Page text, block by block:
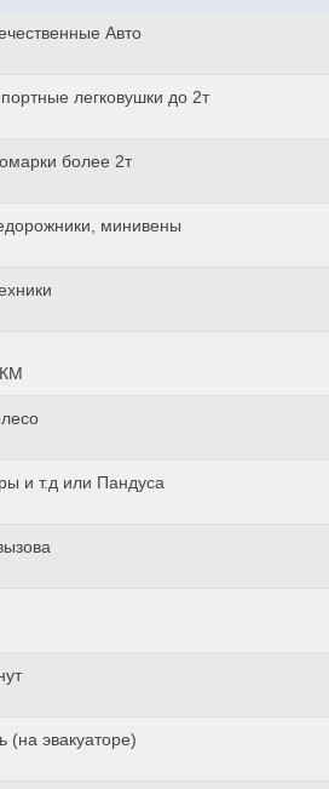
Авто
легковушки до 2т
более 2т
минивены
и т.д или Пандуса
(на эвакуаторе)